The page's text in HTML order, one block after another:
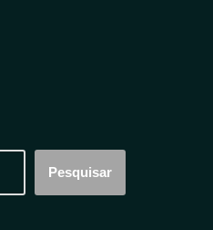
Pesquisar